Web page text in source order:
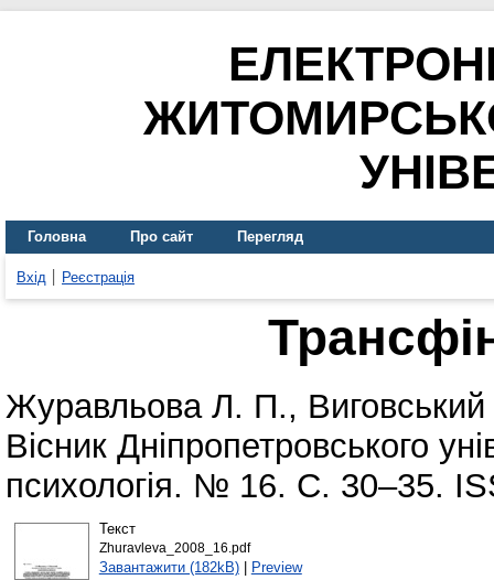
Головна Про сайт Перегляд
Вхід Реєстрація
Журавльова Л. П.,
Вісник Дніпропетровського
психологія. № 16. С. 30–35.
Текст
Zhuravleva_2008_16.pdf
Завантажити (182kB)| Preview